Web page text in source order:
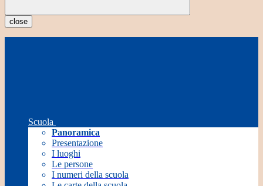
close
Scuola
Panoramica
Presentazione
I luoghi
Le persone
I numeri della scuola